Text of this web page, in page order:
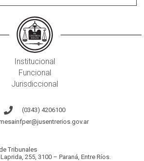
Institucional
Funcional
Jurisdiccional
(0343) 4206100
Tribunales
255, 3100 – Paraná, Entre Ríos.